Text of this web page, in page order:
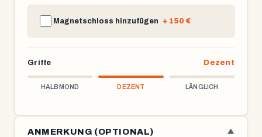
Magnetschloss hinzufügen + 150 €
Griffe Dezent
HALBMOND DEZENT LÄNGLICH
ANMERKUNG (OPTIONAL) ▼